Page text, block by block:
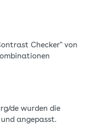
Checker" von
de wurden die
angepasst.